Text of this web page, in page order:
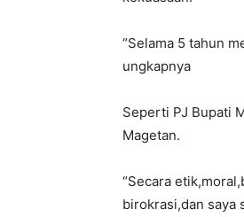
“Selama 5 tahun
ungkapnya
Seperti PJ Bupati
Magetan.
“Secara
birokrasi,dan saya